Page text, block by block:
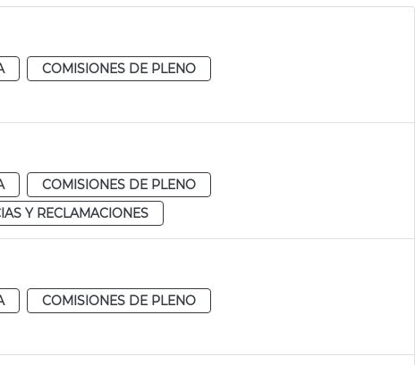
COMISIONES DE PLENO
COMISIONES DE PLENO
Y RECLAMACIONES
COMISIONES DE PLENO